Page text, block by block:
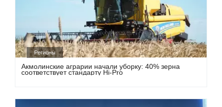
Регионы
Акмолинские аграрии начали уборку: 40% зерна
соответствует стандарту Hi-Pro